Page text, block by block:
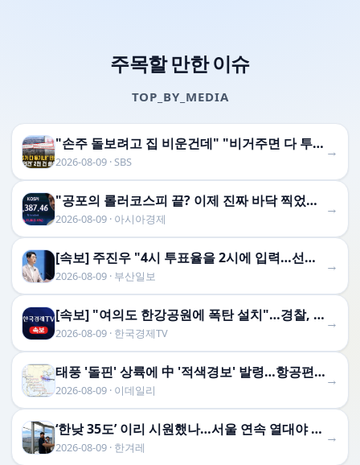
주목할 만한 이슈
TOP_BY_MEDIA
"손주 돌보려고 집 비운건데" "비거주면 다 투기냐!" 정부 세제개편안 민원 폭주…'국민 의견' 2천 건 쏟아졌다 [자막뉴스]
2026-08-09 · SBS
→
"공포의 롤러코스피 끝? 이제 진짜 바닥 찍었나"…외신이 주목한 '반전 신호'
2026-08-09 · 아시아경제
→
[속보] 주진우 "4시 투표율을 2시에 입력…선관위는 타임 …
2026-08-09 · 부산일보
→
[속보] "여의도 한강공원에 폭탄 설치"…경찰, 협박글 작성자 추적
2026-08-09 · 한국경제TV
→
태풍 '돌핀' 상륙에 中 '적색경보' 발령…항공편 1300편 취소
2026-08-09 · 이데일리
→
‘한낮 35도’ 이리 시원했나…서울 연속 열대야 17일 만에 끝
2026-08-09 · 한겨레
→